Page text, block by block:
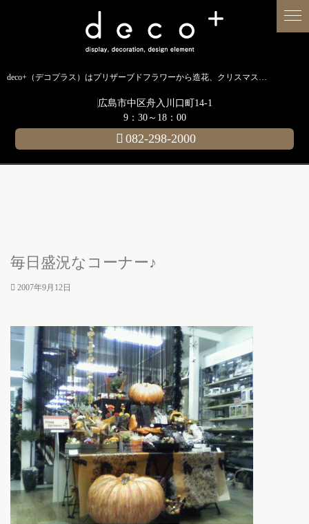
deco+（デコプラス）はプリザーブドフラワーから造花、クリスマス装飾、イルミネーションに至るまで扱う広島のディスプレイ専門ショップです。
広島市中区舟入川口町14-1
9：30～18：00
082-298-2000
毎日盛況なコーナー♪
2007年9月12日